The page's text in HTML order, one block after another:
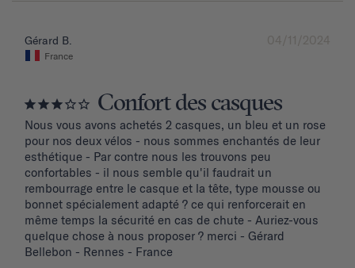
04/11/2024
Gérard B.
France
Confort des casques
Nous vous avons achetés 2 casques, un bleu et un rose
pour nos deux vélos - nous sommes enchantés de leur
esthétique - Par contre nous les trouvons peu
confortables - il nous semble qu'il faudrait un
rembourrage entre le casque et la tête, type mousse ou
bonnet spécialement adapté ? ce qui renforcerait en
même temps la sécurité en cas de chute - Auriez-vous
quelque chose à nous proposer ? merci - Gérard
Bellebon - Rennes - France